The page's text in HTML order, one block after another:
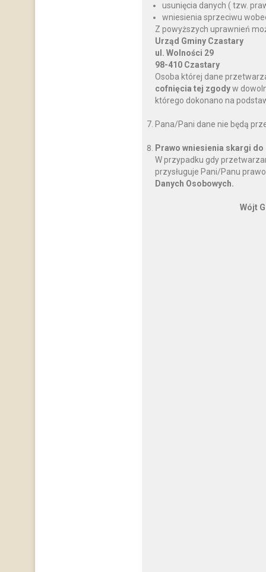
usunięcia danych ( tzw.
wniesienia sprzeciwu
Z powyższych uprawnień
Urząd Gminy Czastary
ul. Wolności 29
98-410 Czastary
Osoba której dane
cofnięcia tej zgodyw
którego dokonano na
Pana/Pani dane nie będą
Prawo wniesienia skargi
W przypadku gdy
przysługuje Pani/Panu
Danych Osobowych.
Wójt